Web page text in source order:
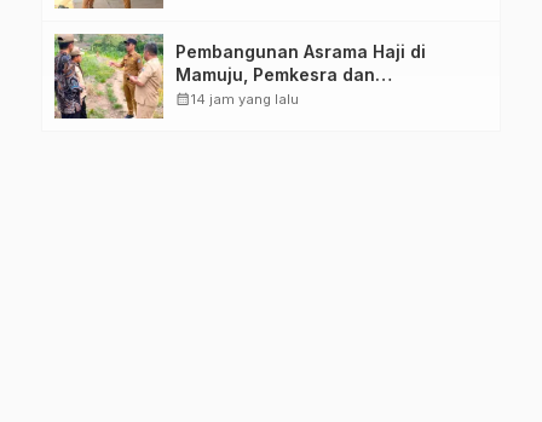
Pembangunan Asrama Haji di
Mamuju, Pemkesra dan
Kementerian Haji Sulbar Tinjau
calendar_month14 jam yang lalu